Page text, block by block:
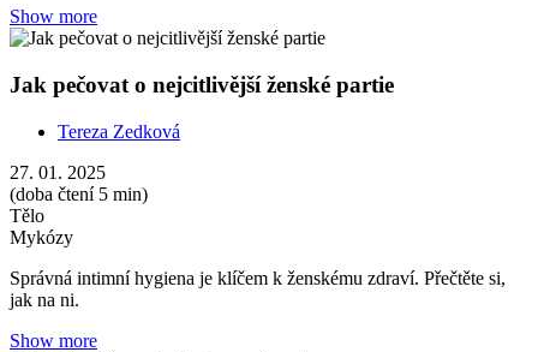
Show more
Jak pečovat o nejcitlivější ženské partie
Tereza Zedková
27. 01. 2025
(doba čtení 5 min)
Tělo
Mykózy
Správná intimní hygiena je klíčem k ženskému zdraví. Přečtěte si,
jak na ni.
Show more